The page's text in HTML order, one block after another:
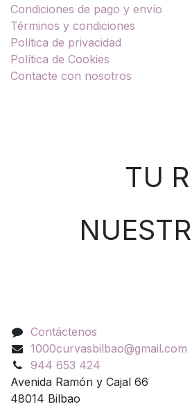
Condiciones de pago y envío
Términos y condiciones
Política de privacidad
Política de Cookies
Contacte con nosotros
TU
Contáctenos
1000curvasbilbao@gmail.com
944 653 424
Avenida Ramón y Cajal 66
48014 Bilbao